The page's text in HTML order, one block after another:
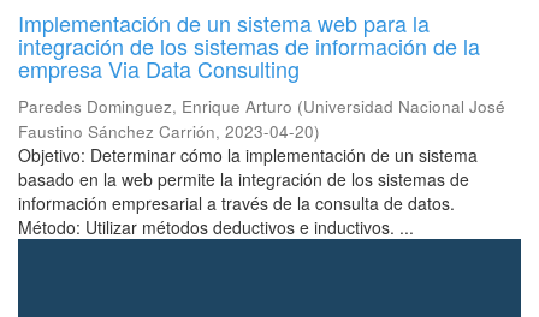
Implementación de un sistema web para la
integración de los sistemas de información de la
empresa Via Data Consulting
Paredes Dominguez, Enrique Arturo (Universidad Nacional José
Faustino Sánchez Carrión, 2023-04-20)
Objetivo: Determinar cómo la implementación de un sistema
basado en la web permite la integración de los sistemas de
información empresarial a través de la consulta de datos.
Método: Utilizar métodos deductivos e inductivos. ...